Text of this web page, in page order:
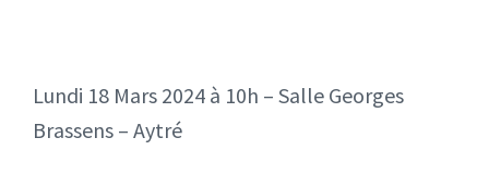
Lundi 18 Mars 2024 à 10h – Salle Georges
Brassens – Aytré